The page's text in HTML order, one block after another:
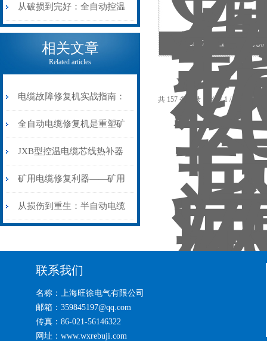
机械密码
从入门到精通
从破损到完好：全自动控温
电缆热补机的核心价值
相关文章
Related articles
电缆故障修复机实战指南：
从“盲测”到“精确定点”的三
步作业法
全自动电缆修复机是重塑矿
山电力动脉的“智能外科医
生”
JXB型控温电缆芯线热补器
安装与接线：精准修复的工
艺基石
矿用电缆修复利器——矿用
电缆热补机智能控温，安全
从损伤到重生：半自动电缆
CH-70液压母线冲孔
共 157 条记录，当前 1 / 11 页 首
联系我们
名称：上海旺徐电气有限公司
邮箱：359845197@qq.com
传真：86-021-56146322
网址：www.wxrebuji.com